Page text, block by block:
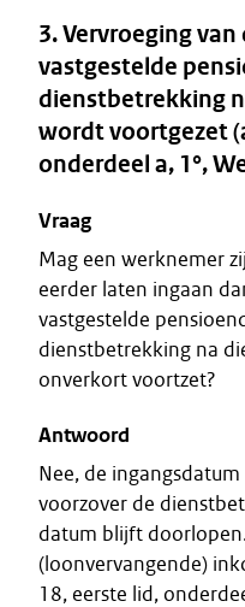
3. Vervroeging
vastgestelde
dienstbetrekking
wordt voortgezet
onderdeel a, 1°,
Vraag
Mag een werknemer
eerder laten ingaan
vastgestelde
dienstbetrekking na
onverkort voortzet?
Antwoord
Nee, de
voorzover de
datum blijft
(loonvervangende)
18, eerste lid,